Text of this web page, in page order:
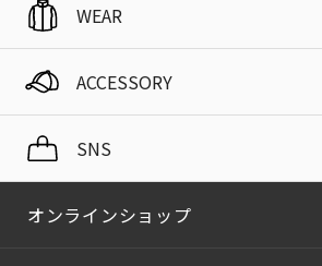
WEAR
ACCESSORY
SNS
オンラインショップ